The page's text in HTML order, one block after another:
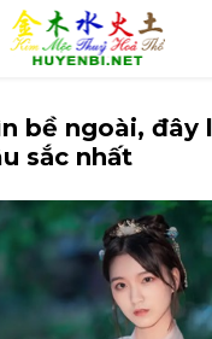
bề ngoài, đây
sắc nhất